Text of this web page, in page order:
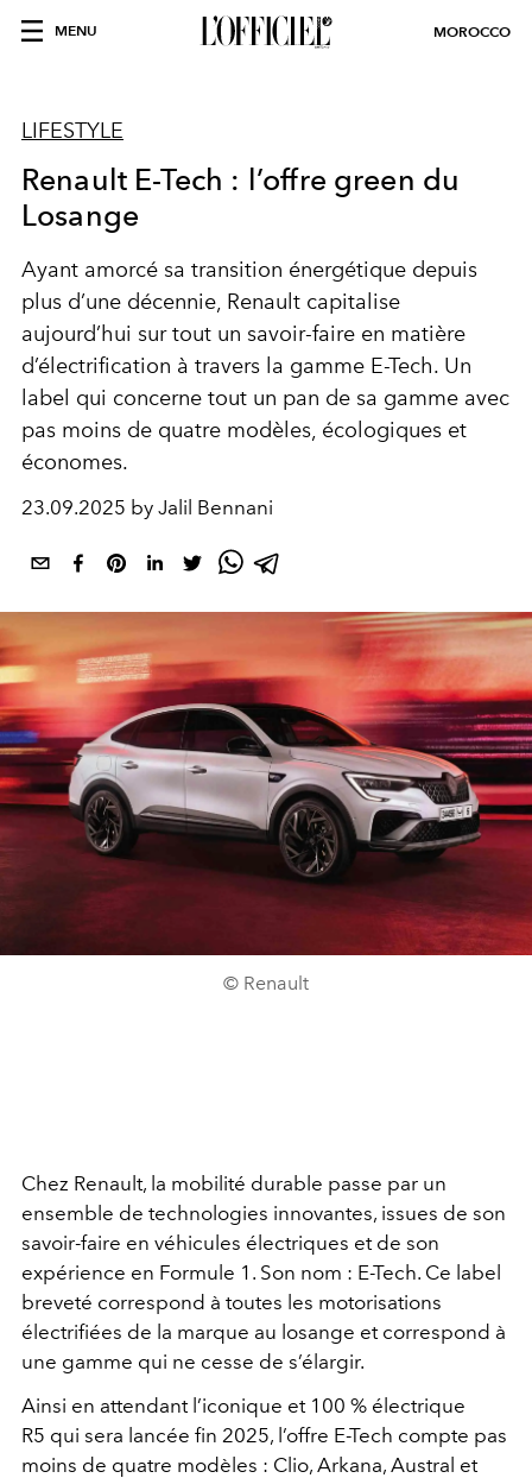
MENU MOROCCO
LIFESTYLE
Renault E-Tech : l’offre green du
Losange
Ayant amorcé sa transition énergétique depuis
plus d’une décennie, Renault capitalise
aujourd’hui sur tout un savoir-faire en matière
d’électrification à travers la gamme E-Tech. Un
label qui concerne tout un pan de sa gamme avec
pas moins de quatre modèles, écologiques et
économes.
23.09.2025 by Jalil Bennani
© Renault
Chez Renault, la mobilité durable passe par un
ensemble de technologies innovantes, issues de son
savoir-faire en véhicules électriques et de son
expérience en Formule 1. Son nom : E-Tech. Ce label
breveté correspond à toutes les motorisations
électrifiées de la marque au losange et correspond à
une gamme qui ne cesse de s’élargir.
Ainsi en attendant l’iconique et 100 % électrique
R5 qui sera lancée fin 2025, l’offre E-Tech compte pas
moins de quatre modèles : Clio, Arkana, Austral et